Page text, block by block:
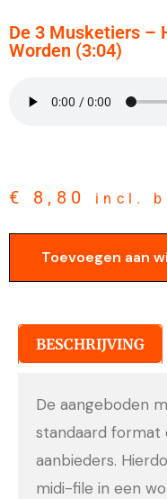
De 3 Musketiers –
Worden (3:04)
€ 8,80 incl.
Toevoegen aan
BESCHRIJVING
De aangeboden
standaard format
aanbieders.
midi-file in een